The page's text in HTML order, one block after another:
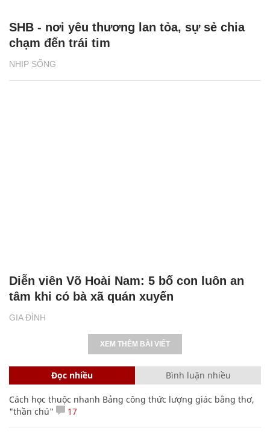
NHỊP SỐNG
SHB - nơi yêu thương lan tỏa, sự sẻ chia
chạm đến trái tim
GIA ĐÌNH
Diễn viên Võ Hoài Nam: 5 bố con luôn an
tâm khi có bà xã quán xuyến
XEM THÊM BÀI VIẾT
Đọc nhiều Bình luận nhiều
Cách học thuộc nhanh Bảng công thức lượng giác bằng thơ,
"thần chú"
17